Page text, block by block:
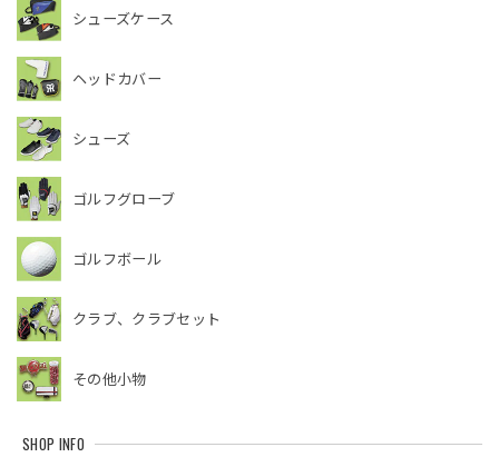
シューズケース
ヘッドカバー
シューズ
ゴルフグローブ
ゴルフボール
クラブ、クラブセット
その他小物
SHOP INFO